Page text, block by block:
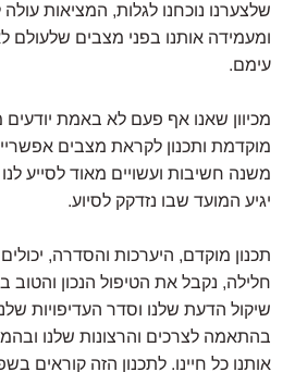
שלצערנו נוכחנו לגלות, המציאות עולה
ומעמידה אותנו בפני מצבים שלעולם
עימם.
מכיוון שאנו אף פעם לא באמת יודעים
מוקדמת ותכנון לקראת מצבים
משנה חשיבות ועשויים מאוד לסייע
יגיע המועד שבו נזדקק לסיוע.
תכנון מוקדם, היערכות והסדרה,
חלילה, נקבל את הטיפול הנכון והטוב
שיקול הדעת שלנו וסדר העדיפויות
בהתאמה לצרכים והרצונות שלנו
אותנו כל חיינו. לתכנון הזה קוראים